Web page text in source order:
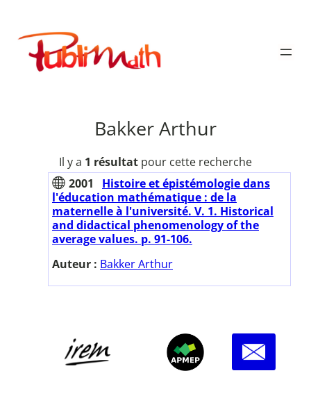
contenu
Publimath
Bakker Arthur
Il y a 1 résultat pour cette recherche
2001
Histoire et épistémologie dans
l'éducation mathématique : de la
maternelle à l'université. V. 1. Historical
and didactical phenomenology of the
average values. p. 91-106.
Auteur : Bakker Arthur